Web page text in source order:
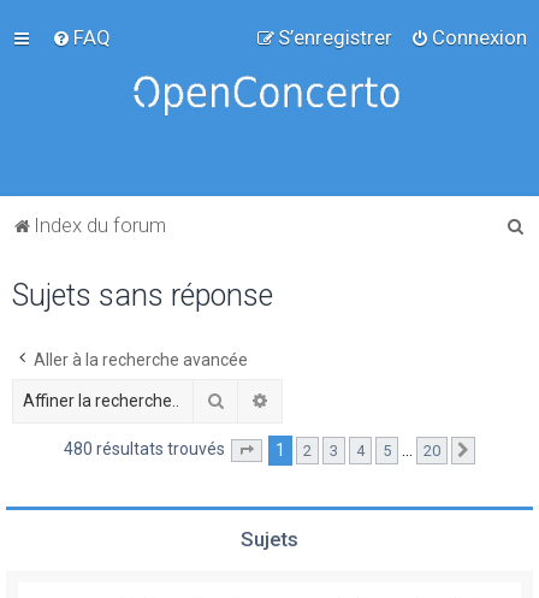
FAQ Connexion
S’enregistrer
Index du forum
Sujets sans réponse
Aller à la recherche avancée
Rechercher
480 résultats trouvés Page sur20
1 2 3 4 5 … 20
Sujets